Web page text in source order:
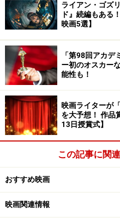
理解できます。担当者の方が
題をよりキャッチーにしたで
ありません。
そうであったとしても、“事
ことはできません。実在の偉
フィクションであるのに、彼
るようにも感じられてしまい
事をされている方が、この
は、やはり残念と言わざるを得
実は、こうした映画ファンの
誠実な邦題”は今に始まったこ
らは、その例を紹介してみま
ライアン・ゴズ
ド』続編もある
映画5選】
「第98回アカ
ー初のオスカー
能性も！
映画ライターが
を大予想！ 作品
13日授賞式】
この記事に関
おすすめ映画
映画関連情報